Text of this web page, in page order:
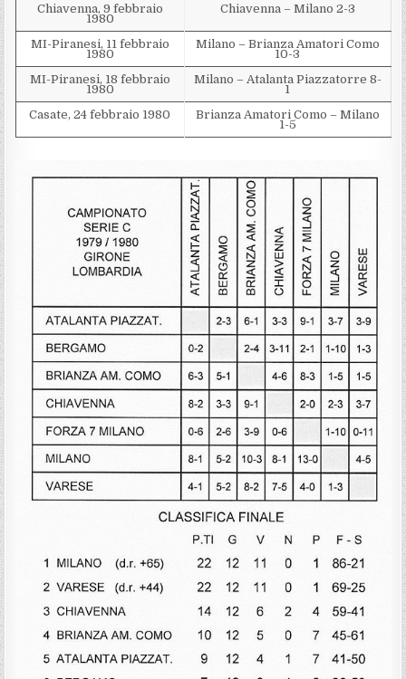
Chiavenna, 9 febbraio
1980
Chiavenna – Milano 2-3
MI-Piranesi, 11 febbraio
1980
Milano – Brianza Amatori Como
10-3
MI-Piranesi, 18 febbraio
1980
Milano – Atalanta Piazzatorre 8-
1
Casate, 24 febbraio 1980
Brianza Amatori Como – Milano
1-5